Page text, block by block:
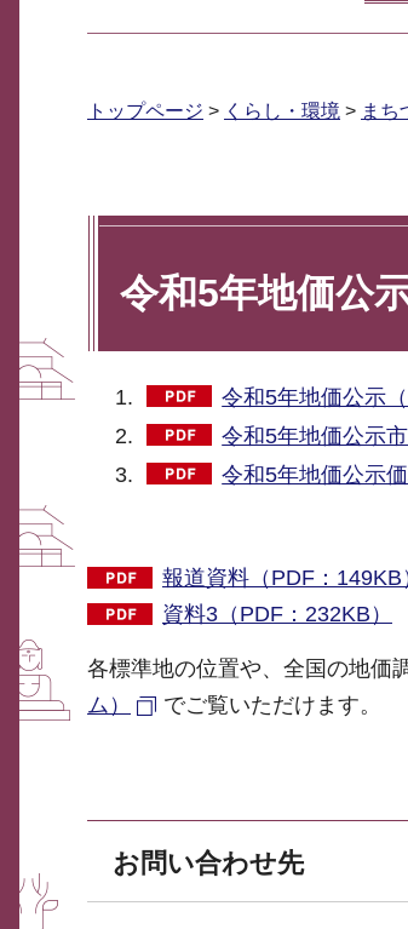
トップページ > くらし・環境 > まち
令和5年地価公
令和5年地価公示
令和5年地価公示
令和5年地価公示
報道資料（PDF：149KB
資料3（PDF：232KB）
各標準地の位置や、全国の地価
ム）
でご覧いただけます。
お問い合わせ先